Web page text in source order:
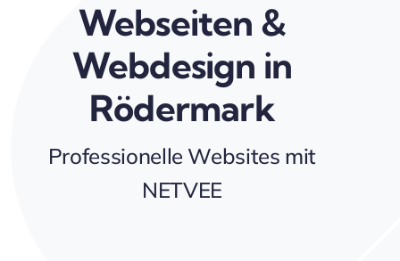
Webdesign
Datenschutz
Webseiten &
Webdesign in
Rödermark
Professionelle Websites mit
NETVEE